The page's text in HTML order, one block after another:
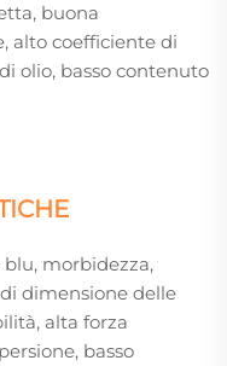
buona
alto coefficiente di
olio, basso contenuto
morbidezza,
dimensione delle
alta forza
basso